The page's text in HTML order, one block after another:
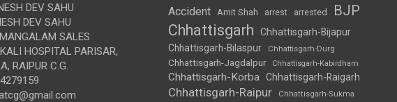
DEV SAHU
DEV SAHU
MANGALAM SALES
HOSPITAL PARISAR,
RAIPUR C.G.
Accident Amit Shah arrest arrested BJP
Chhattisgarh
Chhattisgarh-Bijapur
Chhattisgarh-Bilaspur
Chhattisgarh-Durg
Chhattisgarh-Jagdalpur Chhattisgarh-Kabirdham
Chhattisgarh-Korba Chhattisgarh-Raigarh
Chhattisgarh-Raipur
Chhattisgarh-Sukma